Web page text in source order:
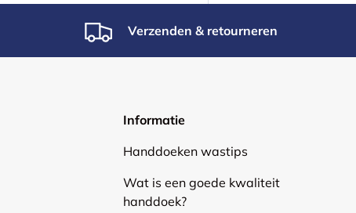
Verzenden & retourneren
Informatie
Handdoeken wastips
Wat is een goede kwaliteit
handdoek?